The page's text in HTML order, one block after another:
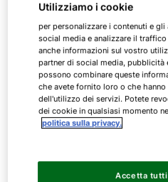
Quando il gasolio brucia,
scalda l'acqua.
radiatori o nel sistema di
pavimento per riscaldare
impianti di riscaldamento
caldaie a gasolio risultano
in termini di consumi e di
risparmiare è possibile
drasticamente il consumo
Utilizziamo i cookie
per personalizzare i contenuti e
social media e analizzare il
anche informazioni sul vostro
partner di social media, pubblicità
possono combinare queste
che avete fornito loro o che
dell'utilizzo dei servizi. Potete
dei cookie in qualsiasi momento
politica sulla privacy.
Accetta